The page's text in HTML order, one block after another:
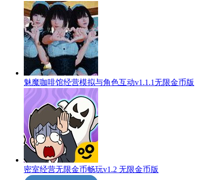
魅魔咖啡馆经营模拟与角色互动v1.1.1无限金币版
密室经营无限金币畅玩v1.2 无限金币版